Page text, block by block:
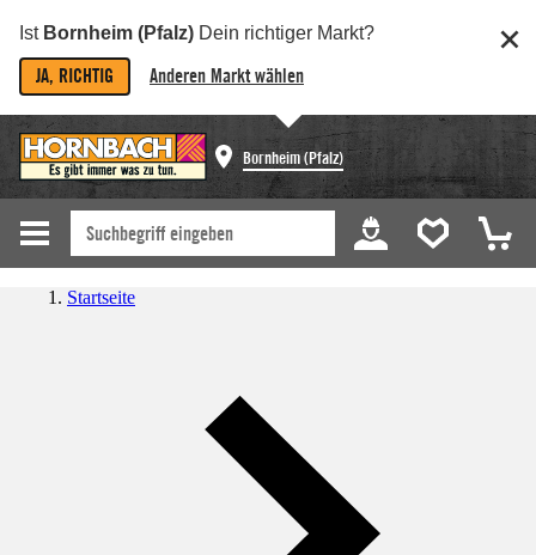
Ist Bornheim (Pfalz) Dein richtiger Markt?
JA, RICHTIG Anderen Markt wählen
Bornheim (Pfalz)
Startseite